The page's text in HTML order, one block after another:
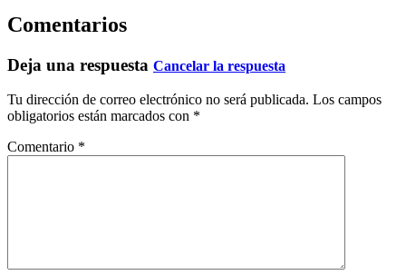
Comentarios
Deja una respuesta Cancelar la respuesta
Tu dirección de correo electrónico no será publicada. Los campos
obligatorios están marcados con *
Comentario *